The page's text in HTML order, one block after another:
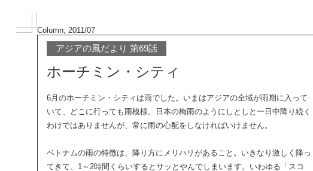
Column, 2011/07
アジアの風だより 第69話
ホーチミン・シティ
6月のホーチミン・シティは雨でした。いまはアジアの全域が雨期に入って
いて、どこに行っても雨模様。日本の梅雨のようにしとしと一日中降り続く
わけではありませんが、常に雨の心配をしなければいけません。
ベトナムの雨の特徴は、降り方にメリハリがあること。いきなり激しく降っ
てきて、1～2時間くらいするとサッとやんでしまいます。いわゆる「スコ